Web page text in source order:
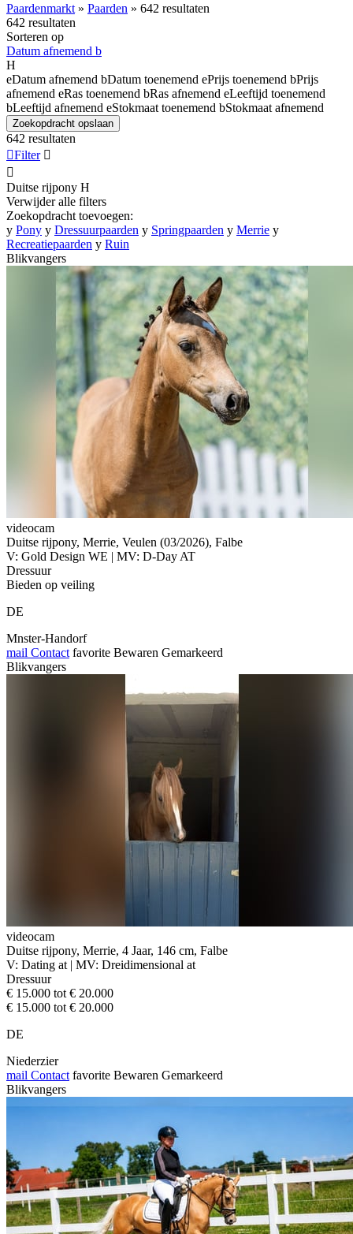
Paardenmarkt » Paarden » 642 resultaten
642 resultaten
Sorteren op
Datum afnemend b
H
eDatum afnemend bDatum toenemend ePrijs toenemend bPrijs
afnemend eRas toenemend bRas afnemend eLeeftijd toenemend
bLeeftijd afnemend eStokmaat toenemend bStokmaat afnemend
Zoekopdracht opslaan
642 resultaten
Filter 

Duitse rijpony H
Verwijder alle filters
Zoekopdracht toevoegen:
y Pony y Dressuurpaarden y Springpaarden y Merrie y
Recreatiepaarden y Ruin
Blikvangers
videocam
Duitse rijpony, Merrie, Veulen (03/2026), Falbe
V: Gold Design WE | MV: D-Day AT
Dressuur
Bieden op veiling
DE
Mnster-Handorf
mail Contact favorite Bewaren Gemarkeerd
Blikvangers
videocam
Duitse rijpony, Merrie, 4 Jaar, 146 cm, Falbe
V: Dating at | MV: Dreidimensional at
Dressuur
€ 15.000 tot € 20.000
€ 15.000 tot € 20.000
DE
Niederzier
mail Contact favorite Bewaren Gemarkeerd
Blikvangers